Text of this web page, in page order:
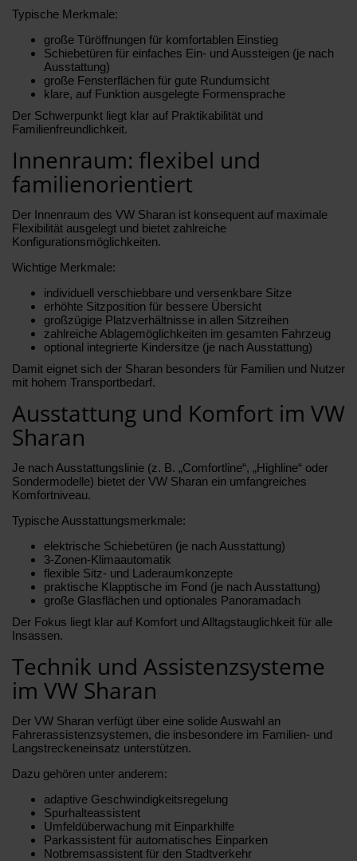
Typische Merkmale:
große Türöffnungen für komfortablen Einstieg
Schiebetüren für einfaches Ein- und Aussteigen (je nach
Ausstattung)
große Fensterflächen für gute Rundumsicht
klare, auf Funktion ausgelegte Formensprache
Der Schwerpunkt liegt klar auf Praktikabilität und
Familienfreundlichkeit.
Innenraum: flexibel und
familienorientiert
Der Innenraum des VW Sharan ist konsequent auf maximale
Flexibilität ausgelegt und bietet zahlreiche
Konfigurationsmöglichkeiten.
Wichtige Merkmale:
individuell verschiebbare und versenkbare Sitze
erhöhte Sitzposition für bessere Übersicht
großzügige Platzverhältnisse in allen Sitzreihen
zahlreiche Ablagemöglichkeiten im gesamten Fahrzeug
optional integrierte Kindersitze (je nach Ausstattung)
Damit eignet sich der Sharan besonders für Familien und Nutzer
mit hohem Transportbedarf.
Ausstattung und Komfort im VW
Sharan
Je nach Ausstattungslinie (z. B. „Comfortline“, „Highline“ oder
Sondermodelle) bietet der VW Sharan ein umfangreiches
Komfortniveau.
Typische Ausstattungsmerkmale:
elektrische Schiebetüren (je nach Ausstattung)
3-Zonen-Klimaautomatik
flexible Sitz- und Laderaumkonzepte
praktische Klapptische im Fond (je nach Ausstattung)
große Glasflächen und optionales Panoramadach
Der Fokus liegt klar auf Komfort und Alltagstauglichkeit für alle
Insassen.
Technik und Assistenzsysteme
im VW Sharan
Der VW Sharan verfügt über eine solide Auswahl an
Fahrerassistenzsystemen, die insbesondere im Familien- und
Langstreckeneinsatz unterstützen.
Dazu gehören unter anderem:
adaptive Geschwindigkeitsregelung
Spurhalteassistent
Umfeldüberwachung mit Einparkhilfe
Parkassistent für automatisches Einparken
Notbremsassistent für den Stadtverkehr